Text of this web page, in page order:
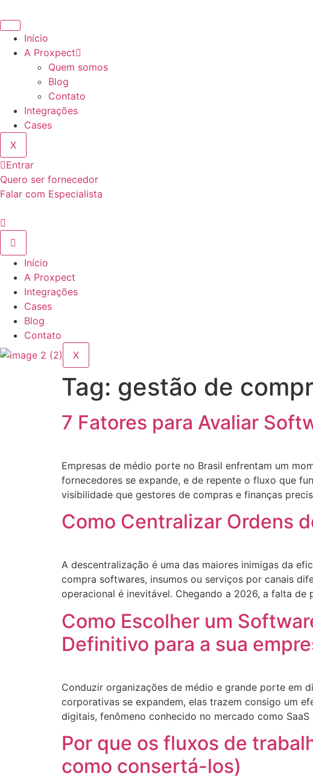
para
conteúdo
Início
A Proxpect
Quem somos
Blog
Contato
Integrações
Cases
X
Entrar
Quero ser fornecedor
Falar com Especialista
Início
A Proxpect
Integrações
Cases
Blog
Contato
X
Tag: gestão de
7 Fatores para Avaliar
Empresas de médio porte no Brasil enfrentam um
fornecedores se expande, e de repente o fluxo que
visibilidade que gestores de compras e finanças
Como Centralizar Ordens
A descentralização é uma das maiores inimigas da
compra softwares, insumos ou serviços por canais
operacional é inevitável. Chegando a 2026, a falta
Como Escolher um
Definitivo para a sua
Conduzir organizações de médio e grande porte em
corporativas se expandem, elas trazem consigo um
digitais, fenômeno conhecido no mercado como
Por que os fluxos de
como consertá-los)